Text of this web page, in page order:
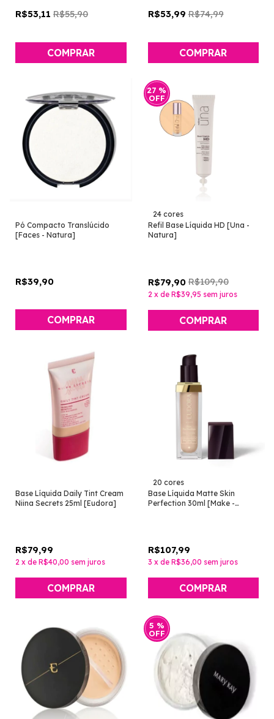
R$53,11 R$55,90
COMPRAR
R$53,99 R$74,99
COMPRAR
Pó Compacto Translúcido
[Faces - Natura]
R$39,90
COMPRAR
27 %
OFF
24 cores
Refil Base Líquida HD [Una -
Natura]
R$79,90 R$109,90
2 x de R$39,95 sem juros
COMPRAR
Base Líquida Daily Tint Cream
Niina Secrets 25ml [Eudora]
R$79,99
2 x de R$40,00 sem juros
COMPRAR
20 cores
Base Líquida Matte Skin
Perfection 30ml [Make -
R$107,99
3 x de R$36,00 sem juros
COMPRAR
5 %
OFF